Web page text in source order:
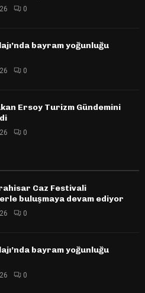
0
bayram yoğunluğu
0
Ersoy Turizm Gündemini
0
Caz Festivali
buluşmaya devam ediyor
0
bayram yoğunluğu
0